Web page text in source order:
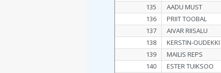
135
AADU MUST
136
PRIIT TOOBAL
137
AIVAR RIISALU
138
KERSTIN-
139
MAILIS REPS
140
ESTER TUIKSOO